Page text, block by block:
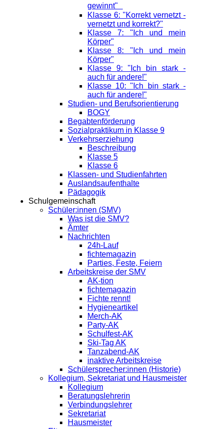
gewinnt"
Klasse 6: "Korrekt vernetzt -
vernetzt und korrekt?"
Klasse 7: "Ich und mein
Körper"
Klasse 8: "Ich und mein
Körper"
Klasse 9: "Ich bin stark -
auch für andere!"
Klasse 10: "Ich bin stark -
auch für andere!"
Studien- und Berufsorientierung
BOGY
Begabtenförderung
Sozialpraktikum in Klasse 9
Verkehrserziehung
Beschreibung
Klasse 5
Klasse 6
Klassen- und Studienfahrten
Auslandsaufenthalte
Pädagogik
Schulgemeinschaft
Schüler:innen (SMV)
Was ist die SMV?
Ämter
Nachrichten
24h-Lauf
fichtemagazin
Parties, Feste, Feiern
Arbeitskreise der SMV
AK-tion
fichtemagazin
Fichte rennt!
Hygieneartikel
Merch-AK
Party-AK
Schulfest-AK
Ski-Tag AK
Tanzabend-AK
inaktive Arbeitskreise
Schülersprecher:innen (Historie)
Kollegium, Sekretariat und Hausmeister
Kollegium
Beratungslehrerin
Verbindungslehrer
Sekretariat
Hausmeister